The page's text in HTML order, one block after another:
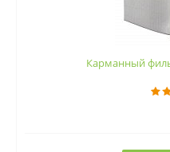
Карманный